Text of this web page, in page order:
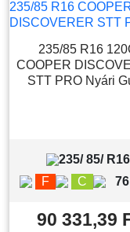
235/85 R16
COOPER
STT PRO Nyári
235/ 85/ R16
F
C
90 331,39